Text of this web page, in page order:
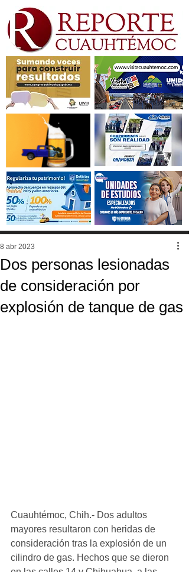
Dos personas lesionadas
de consideración por
explosión de tanque de gas
8 abr 2023
Cuauhtémoc, Chih.- Dos adultos
mayores resultaron con heridas de
consideración tras la explosión de un
cilindro de gas. Hechos que se dieron